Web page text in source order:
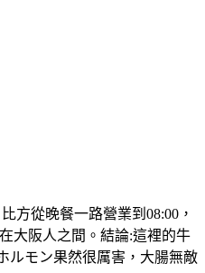
方從晚餐一路營業到08:00，
大阪人之間。結論:這裡的牛
ルモン果然很厲害，大腸無敵